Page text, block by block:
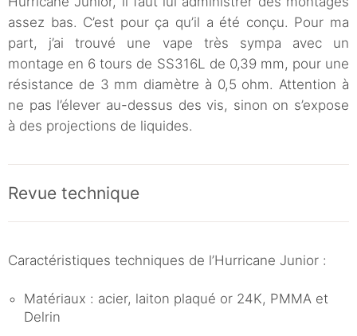
assez bas. C’est pour ça qu’il a été conçu. Pour ma
part, j’ai trouvé une vape très sympa avec un
montage en 6 tours de SS316L de 0,39 mm, pour une
résistance de 3 mm diamètre à 0,5 ohm. Attention à
ne pas l’élever au-dessus des vis, sinon on s’expose
à des projections de liquides.
Revue technique
Caractéristiques techniques de l’Hurricane Junior :
Matériaux : acier, laiton plaqué or 24K, PMMA et
Delrin